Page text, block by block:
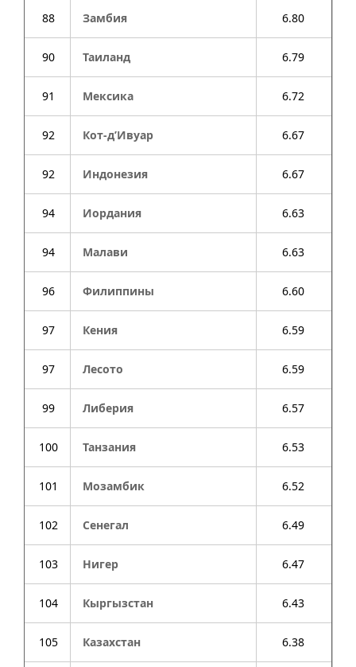
88 Замбия 6.80
90 Таиланд 6.79
91 Мексика 6.72
92 Кот-д’Ивуар 6.67
92 Индонезия 6.67
94 Иордания 6.63
94 Малави 6.63
96 Филиппины 6.60
97 Кения 6.59
97 Лесото 6.59
99 Либерия 6.57
100 Танзания 6.53
101 Мозамбик 6.52
102 Сенегал 6.49
103 Нигер 6.47
104 Кыргызстан 6.43
105 Казахстан 6.38